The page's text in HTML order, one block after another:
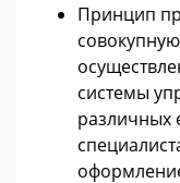
Принцип
системы
различных